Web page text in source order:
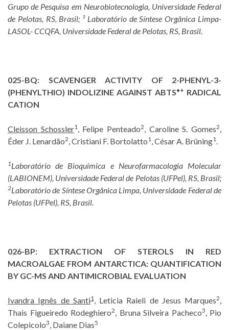
Grupo de Pesquisa em Neurobiotecnologia, Universidade Federal
de Pelotas, RS, Brasil; ² Laboratório de Síntese Orgânica Limpa-
LASOL- CCQFA, Universidade Federal de Pelotas, RS, Brasil.
025-BQ:
SCAVENGER ACTIVITY OF 2-PHENYL-3-
(PHENYLTHIO) INDOLIZINE AGAINST ABTS•+ RADICAL
CATION
Cleisson Schossler1, Felipe Penteado2 , Caroline S. Gomes2
Éder J. Lenardão2 , Cristiani F. Bortolatto1 , César A. Brüning1
1Laboratório de Bioquímica e Neurofarmacologia Molecular
(LABIONEM), Universidade Federal de Pelotas (UFPel), RS, Brasil;
2Laboratório de Síntese Orgânica Limpa, Universidade Federal de
Pelotas (UFPel), RS, Brasil.
026-BP: EXTRACTION OF STEROLS IN RED
MACROALGAE FROM ANTARCTICA: QUANTIFICATION
BY GC-MS AND ANTIMICROBIAL EVALUATION
Ivandra Ignês de Santi1, Leticia Raieli de Jesus Marques2
Thais Figueiredo Rodeghiero2 , Bruna Silveira Pacheco3
, Pio
Colepicolo3 , Daiane Dias5